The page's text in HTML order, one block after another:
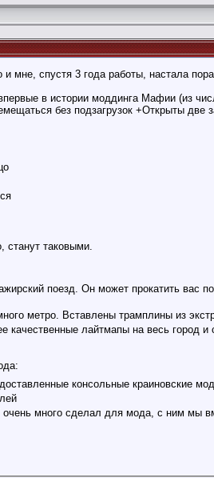
мне, спустя 3 года работы, настала
в истории моддинга Мафии (из
без подзагрузок +Открыты две
станут таковыми.
поезд. Он может прокатить вас
метро. Вставлены трамплины из
лайтмапы на весь город и
консольные краиновские
много сделал для мода, с ним мы